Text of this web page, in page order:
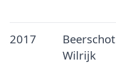
2017
Beerschot
Wilrijk